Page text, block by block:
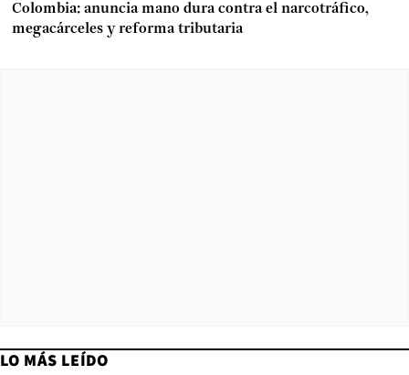
Colombia: anuncia mano dura contra el narcotráfico,
megacárceles y reforma tributaria
LO MÁS LEÍDO